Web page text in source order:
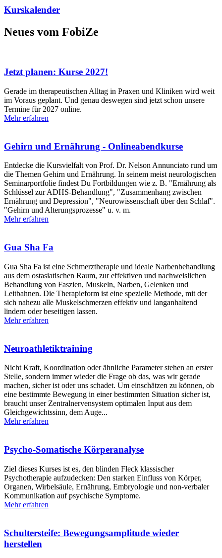
Kurskalender
Neues vom FobiZe
Jetzt planen: Kurse 2027!
Gerade im therapeutischen Alltag in Praxen und Kliniken wird weit
im Voraus geplant. Und genau deswegen sind jetzt schon unsere
Termine für 2027 online.
Mehr erfahren
Gehirn und Ernährung - Onlineabendkurse
Entdecke die Kursvielfalt von Prof. Dr. Nelson Annunciato rund um
die Themen Gehirn und Ernährung. In seinem meist neurologischen
Seminarportfolie findest Du Fortbildungen wie z. B. "Ernährung als
Schlüssel zur ADHS-Behandlung", "Zusammenhang zwischen
Ernährung und Depression", "Neurowissenschaft über den Schlaf".
"Gehirn und Alterungsprozesse" u. v. m.
Mehr erfahren
Gua Sha Fa
Gua Sha Fa ist eine Schmerztherapie und ideale Narbenbehandlung
aus dem ostasiatischen Raum, zur effektiven und nachweislichen
Behandlung von Faszien, Muskeln, Narben, Gelenken und
Leitbahnen. Die Therapieform ist eine spezielle Methode, mit der
sich nahezu alle Muskelschmerzen effektiv und langanhaltend
lindern oder beseitigen lassen.
Mehr erfahren
Neuroathletiktraining
Nicht Kraft, Koordination oder ähnliche Parameter stehen an erster
Stelle, sondern immer wieder die Frage ob das, was wir gerade
machen, sicher ist oder uns schadet. Um einschätzen zu können, ob
eine bestimmte Bewegung in einer bestimmten Situation sicher ist,
braucht unser Zentralnervensystem optimalen Input aus dem
Gleichgewichtssinn, dem Auge...
Mehr erfahren
Psycho-Somatische Körperanalyse
Ziel dieses Kurses ist es, den blinden Fleck klassischer
Psychotherapie aufzudecken: Den starken Einfluss von Körper,
Organen, Wirbelsäule, Ernährung, Embryologie und non-verbaler
Kommunikation auf psychische Symptome.
Mehr erfahren
Schultersteife: Bewegungsamplitude wieder
herstellen